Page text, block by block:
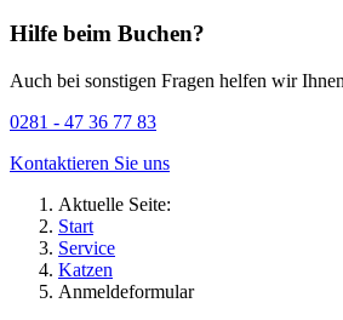
Hilfe beim Buchen?
Auch bei sonstigen Fragen helfen wir
0281 - 47 36 77 83
Kontaktieren Sie uns
Aktuelle Seite:
Start
Service
Katzen
Anmeldeformular